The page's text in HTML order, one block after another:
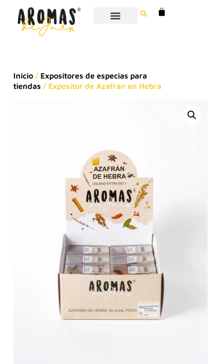
Inicio/ Expositores de especias para
tiendas / Expositor de Azafrán en Hebra